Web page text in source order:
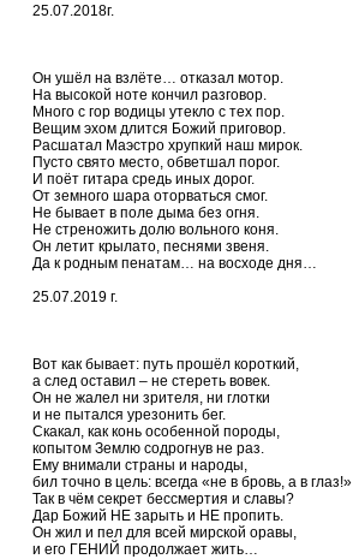
25.07.2018г.
Он ушёл на взлёте… отказал мотор.
На высокой ноте кончил разговор.
Много с гор водицы утекло с тех пор.
Вещим эхом длится Божий приговор.
Расшатал Маэстро хрупкий наш мирок.
Пусто свято место, обветшал порог.
И поёт гитара средь иных дорог.
От земного шара оторваться смог.
Не бывает в поле дыма без огня.
Не стреножить долю вольного коня.
Он летит крылато, песнями звеня.
Да к родным пенатам… на восходе дня…
25.07.2019 г.
Вот как бывает: путь прошёл короткий,
а след оставил – не стереть вовек.
Он не жалел ни зрителя, ни глотки
и не пытался урезонить бег.
Скакал, как конь особенной породы,
копытом Землю содрогнув не раз.
Ему внимали страны и народы,
бил точно в цель: всегда «не в бровь, а в глаз!»
Так в чём секрет бессмертия и славы?
Дар Божий НЕ зарыть и НЕ пропить.
Он жил и пел для всей мирской оравы,
и его ГЕНИЙ продолжает жить…